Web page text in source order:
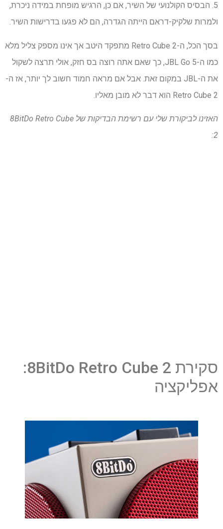
5. הבסיס הקולנועי של השיר, אם כן, הרגיש מופחת במידה ניכרת,
ולמרות שלקיק-דראם הייתה הגדרה, הם לא פגעו בדרישות השיר.
בסך הכל, ה-Retro Cube 2 מתפקד היטב אך אינו מספק צליל מלא
כמו ה-JBL Go 5, כך שאם אתה רוצה בס חזק, אולי תרצה לשקול
את ה-JBL במקום זאת. אבל אם מראה חמוד חשוב לך יותר, אז ה-
Retro Cube 2 הוא דבר לא מובן מאליו.
האזינו לביקורת שלי עם רשימת הבדיקות של 8BitDo Retro Cube
2:
סקירת 8BitDo Retro Cube 2:
אפליקציה